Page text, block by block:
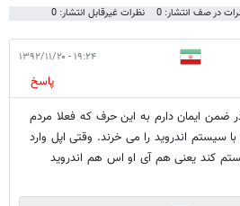
در صف انتشار: 0 نظرات غیرقابل انتشار: 0
۱۹:۲۴ - ۱۳۹۲/۱۱/۲۰
پاسخ
ایمان دارم به این حرف که فعلا مردم
اندروید را می خرند. وقتی اپل وارد
کند یعنی هم آی او اس هم اندروید